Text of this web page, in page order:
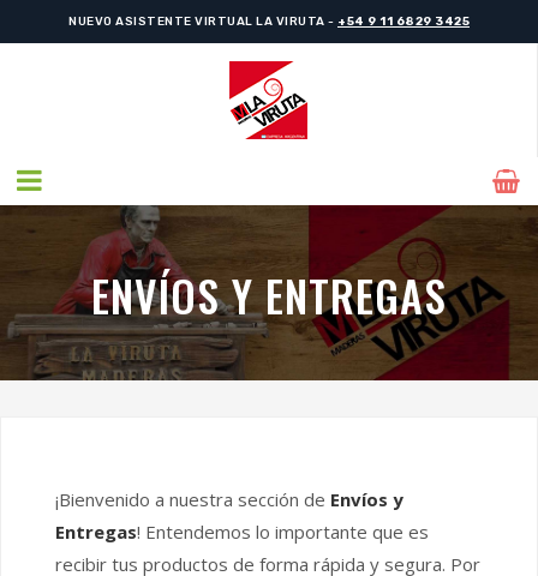
NUEVO ASISTENTE VIRTUAL LA VIRUTA - +54 9 11 6829 3425
ENVÍOS Y ENTREGAS
¡Bienvenido a nuestra sección de Envíos y
Entregas! Entendemos lo importante que es
recibir tus productos de forma rápida y segura. Por